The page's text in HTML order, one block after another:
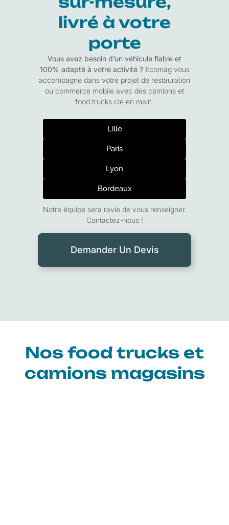
livré à votre
porte
Vous avez besoin d’un véhicule fiable et
100% adapté à votre activité ?Ecomag vous
accompagne dans votre projet de restauration
ou commerce mobile avec des camions et
food trucks clé en main.
Lille
Paris
Lyon
Bordeaux
Notre équipe sera ravie de vous renseigner.
Contactez-nous !
Demander Un Devis
Nos food trucks et
camions magasins